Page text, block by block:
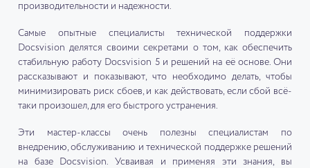
производительности и надежности.
Самые опытные специалисты технической поддержки
Docsvision делятся своими секретами о том, как обеспечить
стабильную работу Docsvision 5 и решений на её основе. Они
рассказывают и показывают, что необходимо делать, чтобы
минимизировать риск сбоев, и как действовать, если сбой всё-
таки произошел, для его быстрого устранения.
Эти мастер-классы очень полезны специалистам по
внедрению, обслуживанию и технической поддержке решений
на базе Docsvision. Усваивая и применяя эти знания, вы